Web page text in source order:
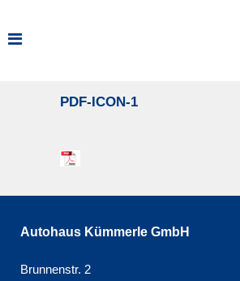
PDF-ICON-1
Autohaus Kümmerle GmbH
Brunnenstr. 2